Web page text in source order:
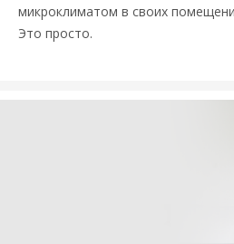
микроклиматом в своих
Это просто.